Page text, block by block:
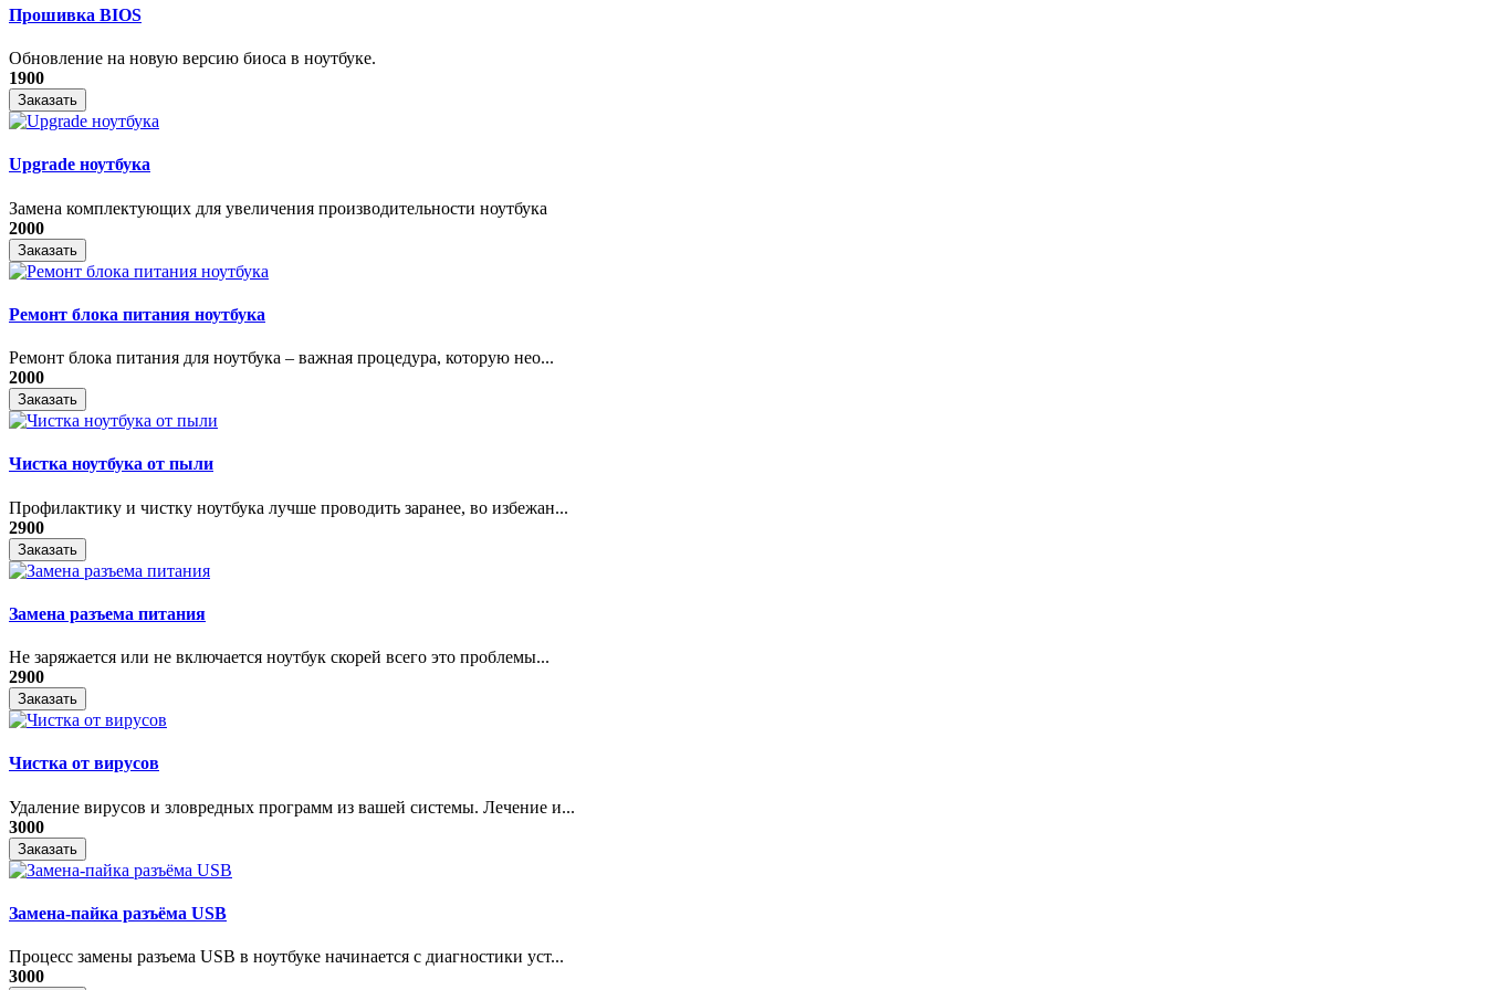
Прошивка BIOS
Обновление на новую версию биоса в ноутбуке.
1900
Заказать
Upgrade ноутбука
Замена комплектующих для увеличения производительности ноутбука
2000
Заказать
Ремонт блока питания ноутбука
​Ремонт блока питания для ноутбука – важная процедура, которую нео...
2000
Заказать
Чистка ноутбука от пыли
Профилактику и чистку ноутбука лучше проводить заранее, во избежан...
2900
Заказать
Замена разъема питания
Не заряжается или не включается ноутбук скорей всего это проблемы...
2900
Заказать
Чистка от вирусов
Удаление вирусов и зловредных программ из вашей системы. Лечение и...
3000
Заказать
Замена-пайка разъёма USB
Процесс замены разъема USB в ноутбуке начинается с диагностики уст...
3000